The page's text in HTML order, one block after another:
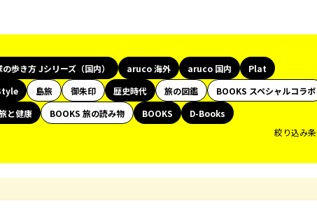
歩き方 Jシリーズ（国内） aruco 海外 aruco 国内
Plat
島旅 御朱印 歴史時代 旅の図鑑
BOOKS スペシャルコラボ
と健康 BOOKS 旅の読み物 BOOKS
D-Books
絞り込み